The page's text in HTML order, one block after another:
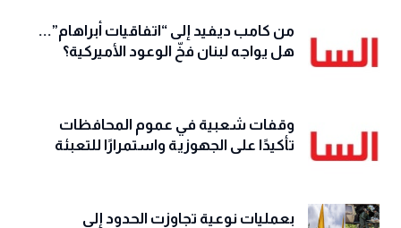
من كامب ديفيد إلى “اتفاقيات أبراهام”...
هل يواجه لبنان فخّ الوعود الأميركية؟
وقفات شعبية في عموم المحافظات
تأكيدًا على الجهوزية واستمرارًا للتعبئة
بعمليات نوعية تجاوزت الحدود إلى